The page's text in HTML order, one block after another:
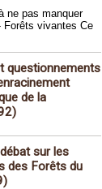
ne pas manquer
Forêts vivantes Ce
questionnements
de la
sur les
des Forêts du